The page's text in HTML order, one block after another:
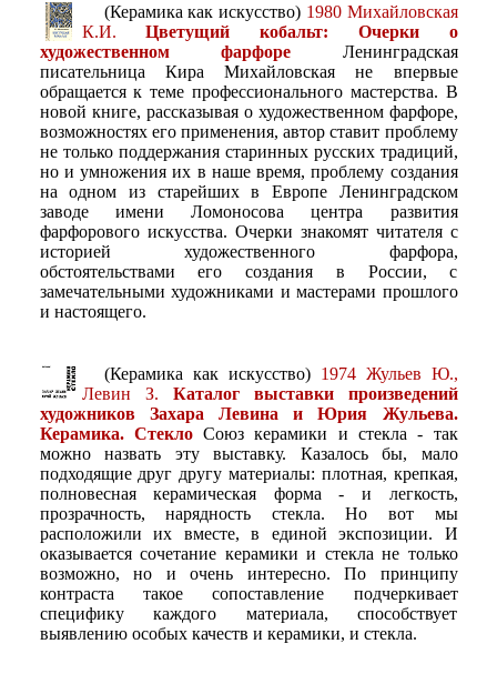
(Керамика как искусство) 1980 Михайловская
К.И.Цветущий кобальт: Очерки о
художественном фарфоре Ленинградская
писательница Кира Михайловская не впервые
обращается к теме профессионального мастерства. В
новой книге, рассказывая о художественном фарфоре,
возможностях его применения, автор ставит проблему
не только поддержания старинных русских традиций,
но и умножения их в наше время, проблему создания
на одном из старейших в Европе Ленинградском
заводе имени Ломоносова центра развития
фарфорового искусства. Очерки знакомят читателя с
историей художественного фарфора,
обстоятельствами его создания в России, с
замечательными художниками и мастерами прошлого
и настоящего.
(Керамика как искусство) 1974 Жульев Ю.,
Левин З. Каталог выставки произведений
художников Захара Левина и Юрия Жульева.
Керамика. СтеклоСоюз керамики и стекла - так
можно назвать эту выставку. Казалось бы, мало
подходящие друг другу материалы: плотная, крепкая,
полновесная керамическая форма - и легкость,
прозрачность, нарядность стекла. Но вот мы
расположили их вместе, в единой экспозиции. И
оказывается сочетание керамики и стекла не только
возможно, но и очень интересно. По принципу
контраста такое сопоставление подчеркивает
специфику каждого материала, способствует
выявлению особых качеств и керамики, и стекла.